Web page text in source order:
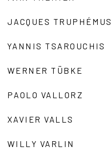
JACQUES TRUPHÉMUS
YANNIS TSAROUCHIS
WERNER TÜBKE
PAOLO VALLORZ
XAVIER VALLS
WILLY VARLIN